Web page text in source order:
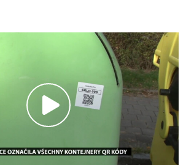
Přehrát
video